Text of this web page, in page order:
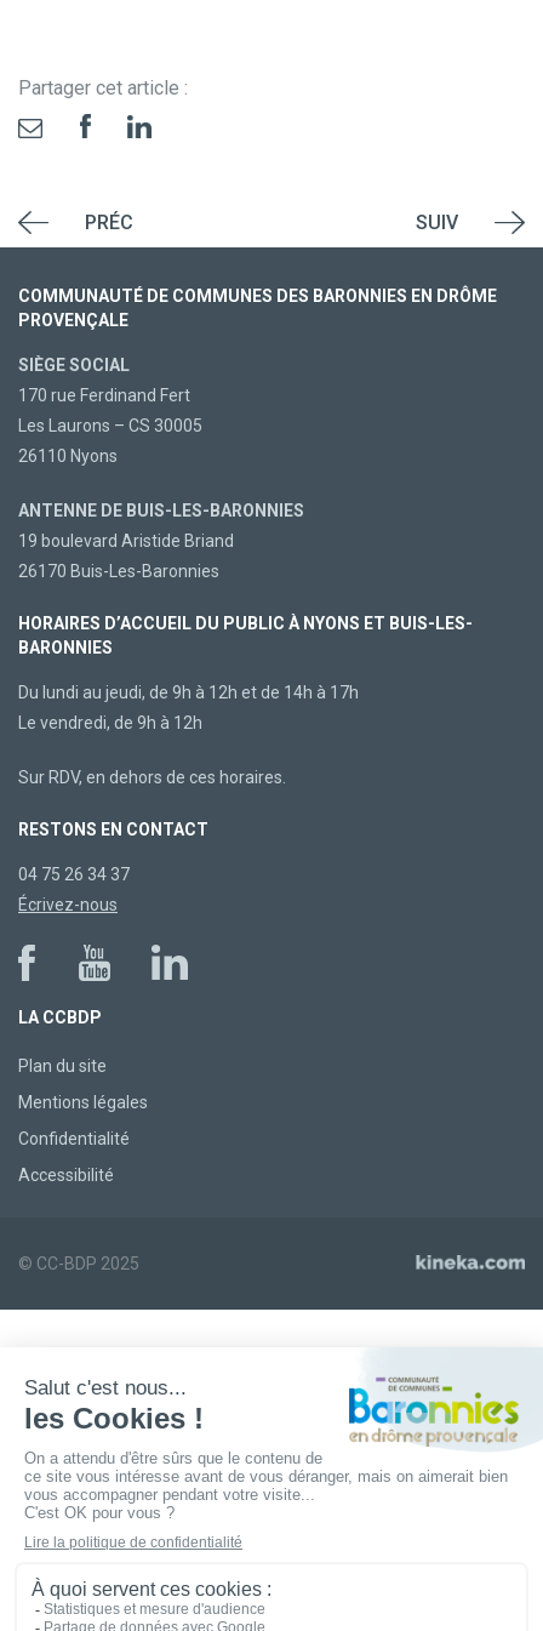
Partager cet article :
PRÉC SUIV
COMMUNAUTÉ DE COMMUNES DES BARONNIES EN DRÔME
PROVENÇALE
SIÈGE SOCIAL
170 rue Ferdinand Fert
Les Laurons – CS 30005
26110 Nyons
ANTENNE DE BUIS-LES-BARONNIES
19 boulevard Aristide Briand
26170 Buis-Les-Baronnies
HORAIRES D’ACCUEIL DU PUBLIC À NYONS ET BUIS-LES-
BARONNIES
Du lundi au jeudi, de 9h à 12h et de 14h à 17h
Le vendredi, de 9h à 12h
Sur RDV, en dehors de ces horaires.
RESTONS EN CONTACT
04 75 26 34 37
Écrivez-nous
LA CCBDP
Plan du site
Mentions légales
Confidentialité
Accessibilité
© CC-BDP 2025